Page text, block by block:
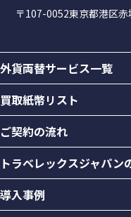
〒107-0052東京都港区
外貨両替サービス一覧
買取紙幣リスト
ご契約の流れ
トラベレックスジャパン
導入事例